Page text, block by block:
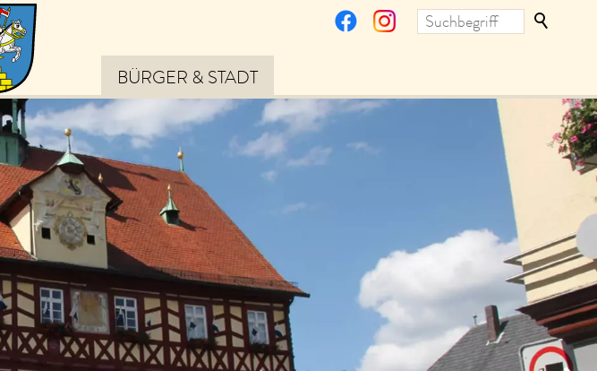
BÜRGER & STADT